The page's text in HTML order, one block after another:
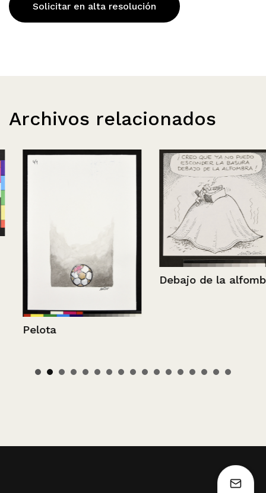
Solicitar en alta resolución
Archivos relacionados
Pelota
Debajo de la alfombra